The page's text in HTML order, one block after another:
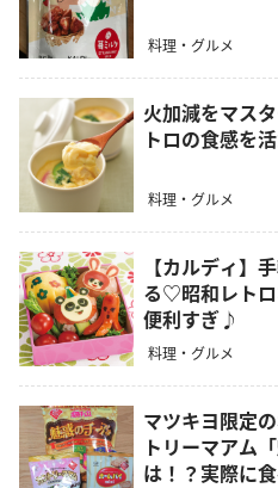
料理・グルメ
火加減をマス
トロの食感を
料理・グルメ
【カルディ】
る♡昭和レト
便利すぎ♪
料理・グルメ
マツキヨ限定
トリーマアム
は！？実際に